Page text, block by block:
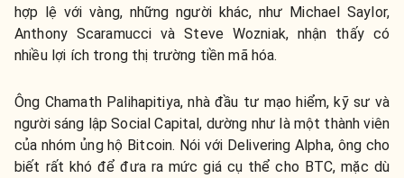
hợp lệ với vàng, những người khác, như Michael Saylor,
Anthony Scaramucci và Steve Wozniak, nhận thấy có
nhiều lợi ích trong thị trường tiền mã hóa.
Ông Chamath Palihapitiya, nhà đầu tư mạo hiểm, kỹ sư và
người sáng lập Social Capital, dường như là một thành viên
của nhóm ủng hộ Bitcoin. Nói với Delivering Alpha, ông cho
biết rất khó để đưa ra mức giá cụ thể cho BTC, mặc dù